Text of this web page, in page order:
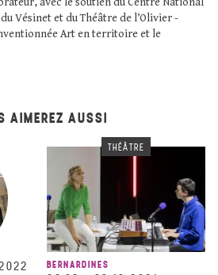
Vésinet et du Théâtre de l’Olivier -
Art en territoire et le
AIMEREZ AUSSI
THÉÂTRE
BERNARDINES